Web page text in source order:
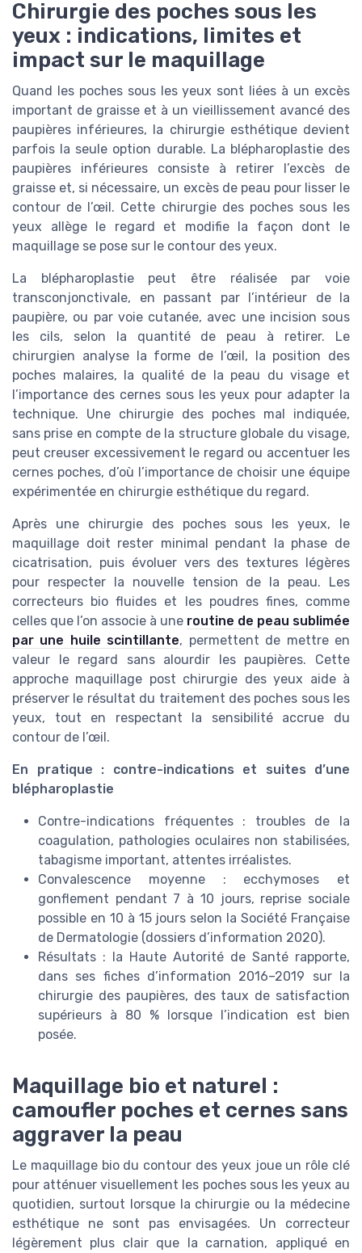
Chirurgie des poches sous les
yeux : indications, limites et
impact sur le maquillage
Quand les poches sous les yeux sont liées à un excès
important de graisse et à un vieillissement avancé des
paupières inférieures, la chirurgie esthétique devient
parfois la seule option durable. La blépharoplastie des
paupières inférieures consiste à retirer l’excès de
graisse et, si nécessaire, un excès de peau pour lisser le
contour de l’œil. Cette chirurgie des poches sous les
yeux allège le regard et modifie la façon dont le
maquillage se pose sur le contour des yeux.
La blépharoplastie peut être réalisée par voie
transconjonctivale, en passant par l’intérieur de la
paupière, ou par voie cutanée, avec une incision sous
les cils, selon la quantité de peau à retirer. Le
chirurgien analyse la forme de l’œil, la position des
poches malaires, la qualité de la peau du visage et
l’importance des cernes sous les yeux pour adapter la
technique. Une chirurgie des poches mal indiquée,
sans prise en compte de la structure globale du visage,
peut creuser excessivement le regard ou accentuer les
cernes poches, d’où l’importance de choisir une équipe
expérimentée en chirurgie esthétique du regard.
Après une chirurgie des poches sous les yeux, le
maquillage doit rester minimal pendant la phase de
cicatrisation, puis évoluer vers des textures légères
pour respecter la nouvelle tension de la peau. Les
correcteurs bio fluides et les poudres fines, comme
celles que l’on associe à une routine de peau sublimée
par une huile scintillante, permettent de mettre en
valeur le regard sans alourdir les paupières. Cette
approche maquillage post chirurgie des yeux aide à
préserver le résultat du traitement des poches sous les
yeux, tout en respectant la sensibilité accrue du
contour de l’œil.
En pratique : contre-indications et suites d’une
blépharoplastie
Contre-indications fréquentes : troubles de la
coagulation, pathologies oculaires non stabilisées,
tabagisme important, attentes irréalistes.
Convalescence moyenne : ecchymoses et
gonflement pendant 7 à 10 jours, reprise sociale
possible en 10 à 15 jours selon la Société Française
de Dermatologie (dossiers d’information 2020).
Résultats : la Haute Autorité de Santé rapporte,
dans ses fiches d’information 2016–2019 sur la
chirurgie des paupières, des taux de satisfaction
supérieurs à 80 % lorsque l’indication est bien
posée.
Maquillage bio et naturel :
camoufler poches et cernes sans
aggraver la peau
Le maquillage bio du contour des yeux joue un rôle clé
pour atténuer visuellement les poches sous les yeux au
quotidien, surtout lorsque la chirurgie ou la médecine
esthétique ne sont pas envisagées. Un correcteur
légèrement plus clair que la carnation, appliqué en